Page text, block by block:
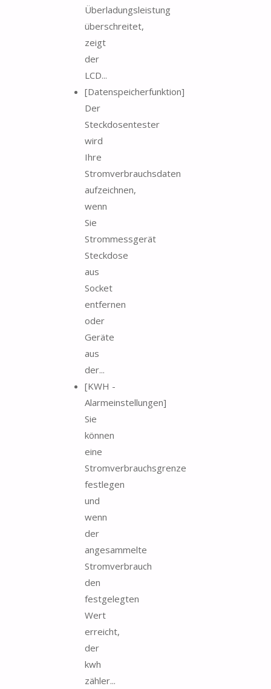
Überladungsleistung
überschreitet,
zeigt
der
LCD...
[Datenspeicherfunktion]
Der
Steckdosentester
wird
Ihre
Stromverbrauchsdaten
aufzeichnen,
wenn
Sie
Strommessgerät
Steckdose
aus
Socket
entfernen
oder
Geräte
aus
der...
[KWH -
Alarmeinstellungen]
Sie
können
eine
Stromverbrauchsgrenze
festlegen
und
wenn
der
angesammelte
Stromverbrauch
den
festgelegten
Wert
erreicht,
der
kwh
zähler...